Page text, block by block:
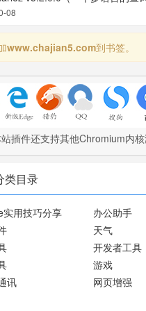
08
www.chajian5.com到书签。
插件还支持其他Chromium内
类目录
用技巧分享
办公助手
天气
开发者工具
游戏
讯
网页增强